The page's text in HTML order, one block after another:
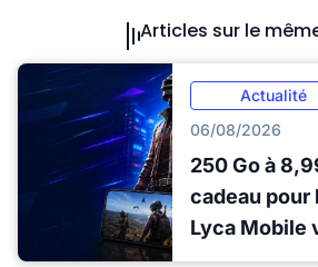
Articles sur le
Actualité
06/08/2026
250 Go à
cadeau pour
Lyca Mobile